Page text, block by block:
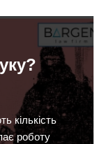
кількість
роботу